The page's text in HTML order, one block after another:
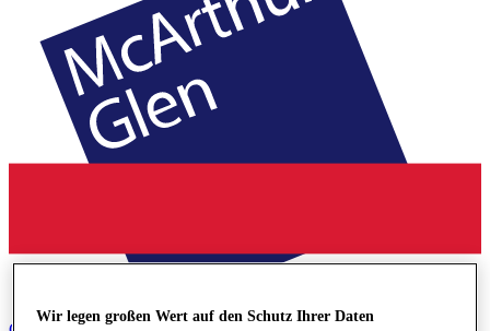
Wir legen großen Wert auf den Schutz Ihrer Daten